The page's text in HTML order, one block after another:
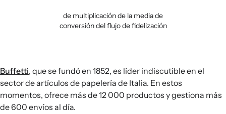
de multiplicación de la media de
conversión del flujo de fidelización
Buffetti, que se fundó en 1852, es líder indiscutible en el
sector de artículos de papelería de Italia. En estos
momentos, ofrece más de 12 000 productos y gestiona más
de 600 envíos al día.